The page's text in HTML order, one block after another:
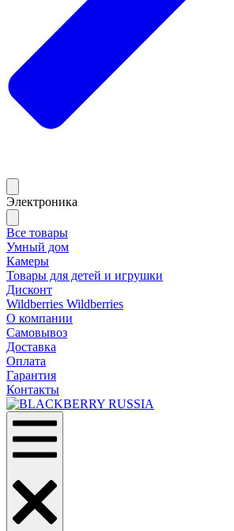
Электроника
Все товары
Умный дом
Камеры
Товары для детей и игрушки
Дисконт
Wildberries Wildberries
О компании
Самовывоз
Доставка
Оплата
Гарантия
Контакты